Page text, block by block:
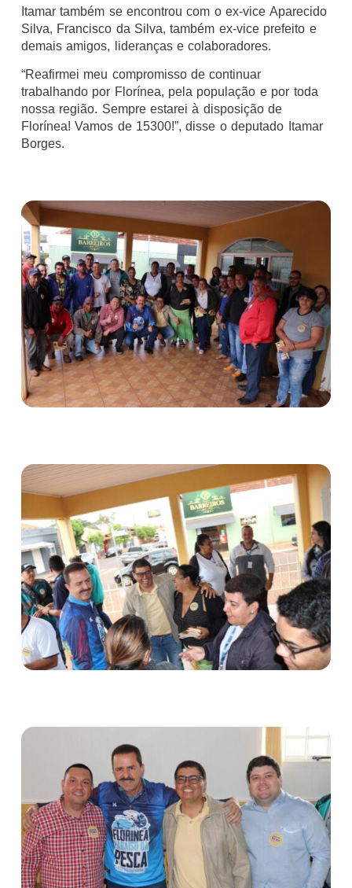
Itamar também se encontrou com o ex-vice Aparecido
Silva, Francisco da Silva, também ex-vice prefeito e
demais amigos, lideranças e colaboradores.
“Reafirmei meu compromisso de continuar
trabalhando por Florínea, pela população e por toda
nossa região. Sempre estarei à disposição de
Florínea! Vamos de 15300!”, disse o deputado Itamar
Borges.